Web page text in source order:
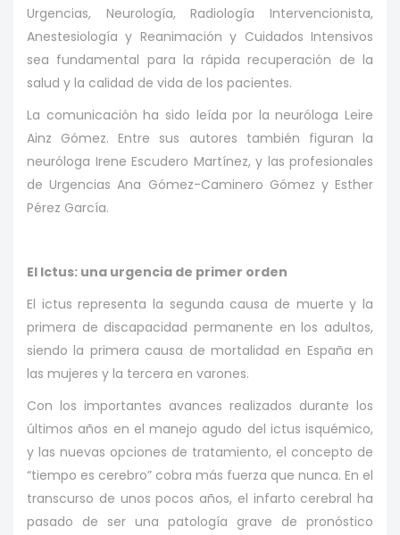
Urgencias, Neurología, Radiología Intervencionista,
Anestesiología y Reanimación y Cuidados Intensivos
sea fundamental para la rápida recuperación de la
salud y la calidad de vida de los pacientes.
La comunicación ha sido leída por la neuróloga Leire
Ainz Gómez. Entre sus autores también figuran la
neuróloga Irene Escudero Martínez, y las profesionales
de Urgencias Ana Gómez-Caminero Gómez y Esther
Pérez García.
El Ictus: una urgencia de primer orden
El ictus representa la segunda causa de muerte y la
primera de discapacidad permanente en los adultos,
siendo la primera causa de mortalidad en España en
las mujeres y la tercera en varones.
Con los importantes avances realizados durante los
últimos años en el manejo agudo del ictus isquémico,
y las nuevas opciones de tratamiento, el concepto de
“tiempo es cerebro” cobra más fuerza que nunca. En el
transcurso de unos pocos años, el infarto cerebral ha
pasado de ser una patología grave de pronóstico